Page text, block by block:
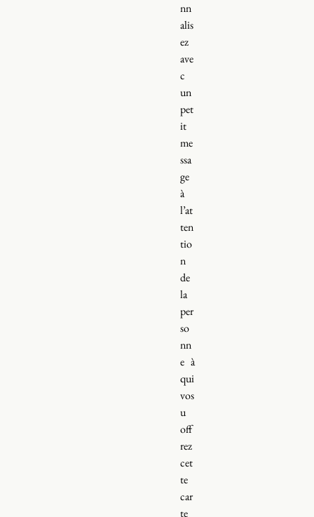
nn
alis
ez
ave
c
un
pet
it
me
ssa
ge
à
l’at
ten
tio
n
de
la
per
so
nn
e à
qui
vos
u
off
rez
cet
te
car
te